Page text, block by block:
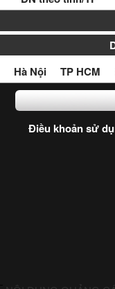
Hà Nội
TP HCM
Điều khoản sử